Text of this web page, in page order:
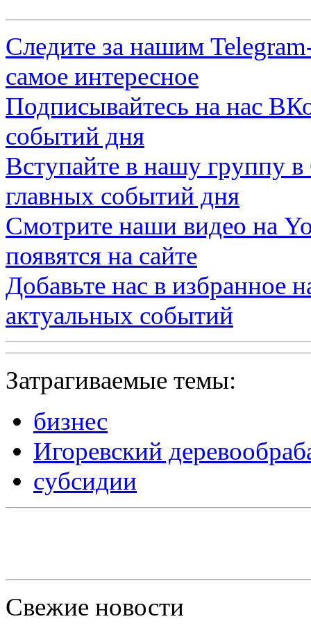
Следите за нашим
самое интересное
Подписывайтесь на нас
событий дня
Вступайте в нашу группу в
главных событий дня
Смотрите наши видео на
появятся на сайте
Добавьте нас в избранное
актуальных событий
Затрагиваемые темы:
бизнес
Игоревский
субсидии
Свежие новости